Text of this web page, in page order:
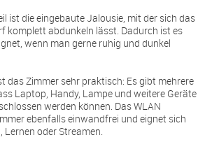
ist die eingebaute Jalousie, mit der sich das
komplett abdunkeln lässt. Dadurch ist es
wenn man gerne ruhig und dunkel
das Zimmer sehr praktisch: Es gibt mehrere
Laptop, Handy, Lampe und weitere Geräte
werden können. Das WLAN
ebenfalls einwandfrei und eignet sich
Lernen oder Streamen.